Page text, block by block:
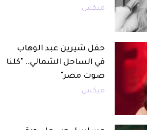
ميكس
حفل شيرين عبد الوهاب
في الساحل الشمالي.. "كلنا
صوت مصر"
ميكس